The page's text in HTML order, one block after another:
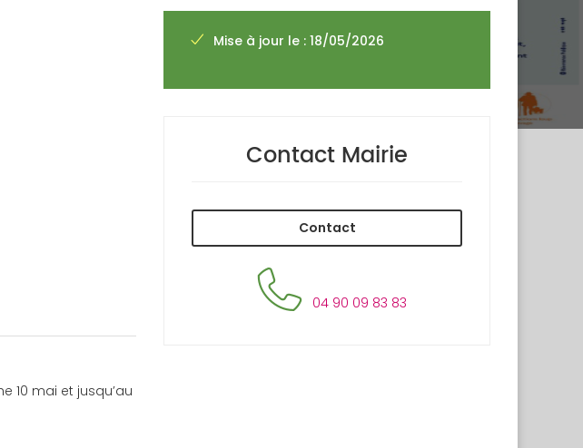
10 mai et jusqu’au
Mise à jour le : 18/05/2026
Contact Mairie
Contact
04 90 09 83 83